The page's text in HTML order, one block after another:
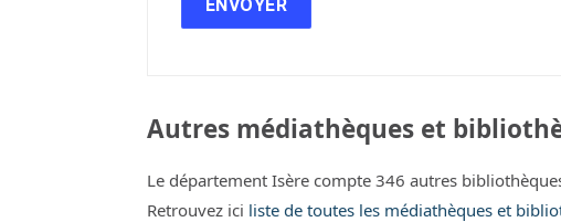
Autres médiathèques et
Le département Isère compte 346 autres
Retrouvez ici liste de toutes les médiathèques et